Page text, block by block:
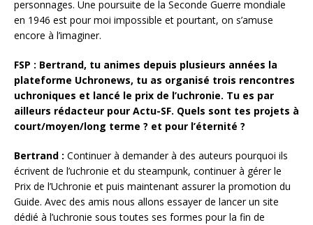
personnages. Une poursuite de la Seconde Guerre mondiale
en 1946 est pour moi impossible et pourtant, on s’amuse
encore à l’imaginer.
FSP : Bertrand, tu animes depuis plusieurs années la
plateforme Uchronews, tu as organisé trois rencontres
uchroniques et lancé le prix de l’uchronie. Tu es par
ailleurs rédacteur pour Actu-SF. Quels sont tes projets à
court/moyen/long terme ? et pour l’éternité ?
Bertrand : Continuer à demander à des auteurs pourquoi ils
écrivent de l’uchronie et du steampunk, continuer à gérer le
Prix de l’Uchronie et puis maintenant assurer la promotion du
Guide. Avec des amis nous allons essayer de lancer un site
dédié à l’uchronie sous toutes ses formes pour la fin de